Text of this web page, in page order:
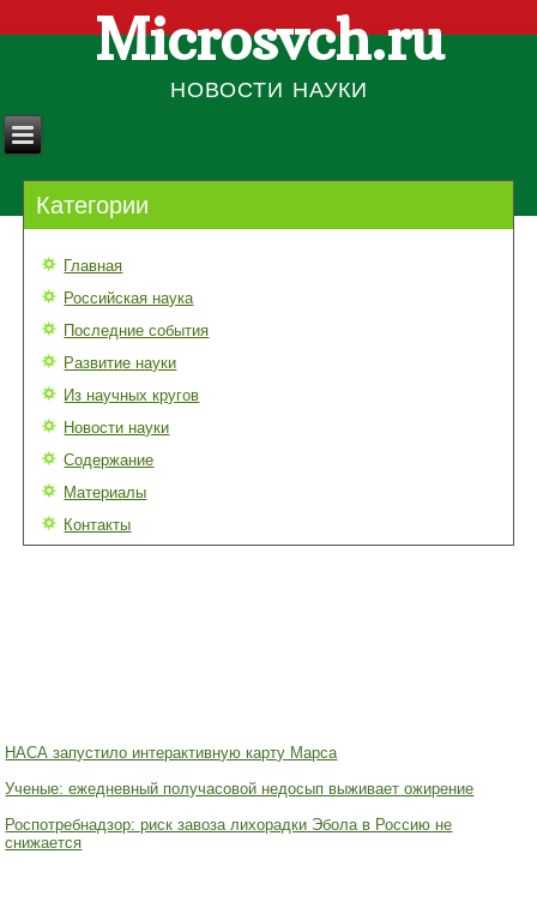
Microsvch.ru
НОВОСТИ НАУКИ
Категории
Главная
Российская наука
Последние события
Развитие науки
Из научных кругов
Новости науки
Содержание
Материалы
Контакты
НАСА запустило интерактивную карту Марса
Ученые: ежедневный получасовой недосып выживает ожирение
Роспотребнадзор: риск завоза лихорадки Эбола в Россию не
снижается